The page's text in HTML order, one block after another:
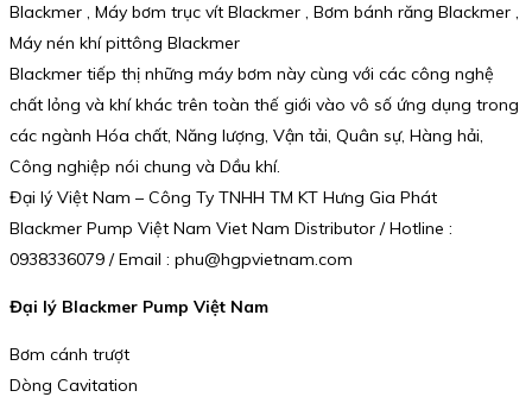
Blackmer , Máy bơm trục vít Blackmer , Bơm bánh răng Blackmer ,
Máy nén khí pittông Blackmer
Blackmer tiếp thị những máy bơm này cùng với các công nghệ
chất lỏng và khí khác trên toàn thế giới vào vô số ứng dụng trong
các ngành Hóa chất, Năng lượng, Vận tải, Quân sự, Hàng hải,
Công nghiệp nói chung và Dầu khí.
Đại lý Việt Nam – Công Ty TNHH TM KT Hưng Gia Phát
Blackmer Pump Việt Nam Viet Nam Distributor / Hotline :
0938336079 / Email : phu@hgpvietnam.com
Đại lý Blackmer Pump Việt Nam
Bơm cánh trượt
Dòng Cavitation